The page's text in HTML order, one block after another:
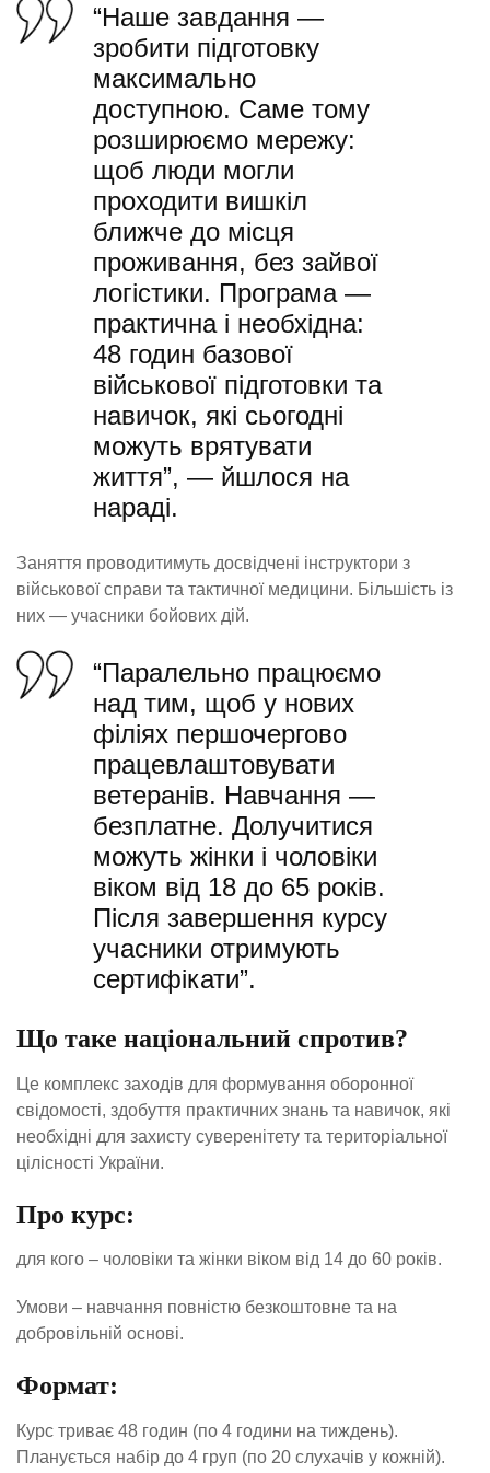
“Наше завдання —
зробити підготовку
максимально
доступною. Саме тому
розширюємо мережу:
щоб люди могли
проходити вишкіл
ближче до місця
проживання, без зайвої
логістики. Програма —
практична і необхідна:
48 годин базової
військової підготовки та
навичок, які сьогодні
можуть врятувати
життя”, — йшлося на
нараді.
Заняття проводитимуть досвідчені інструктори з
військової справи та тактичної медицини. Більшість із
них — учасники бойових дій.
“Паралельно працюємо
над тим, щоб у нових
філіях першочергово
працевлаштовувати
ветеранів. Навчання —
безплатне. Долучитися
можуть жінки і чоловіки
віком від 18 до 65 років.
Після завершення курсу
учасники отримують
сертифікати”.
Що таке національний спротив?
Це комплекс заходів для формування оборонної
свідомості, здобуття практичних знань та навичок, які
необхідні для захисту суверенітету та територіальної
цілісності України.
Про курс:
для кого – чоловіки та жінки віком від 14 до 60 років.
Умови – навчання повністю безкоштовне та на
добровільній основі.
Формат:
Курс триває 48 годин (по 4 години на тиждень).
Планується набір до 4 груп (по 20 слухачів у кожній).